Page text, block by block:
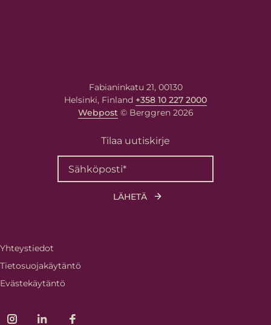
Fabianinkatu 21, 00130
Helsinki, Finland +358 10 227 2000
Webpost© Berggren 2026
Tilaa uutiskirje
Yhteystiedot
Tietosuojakäytäntö
Evästekäytäntö